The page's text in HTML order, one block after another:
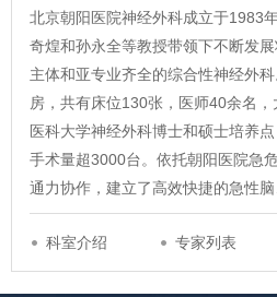
北京朝阳医院神经外科成立于1983
奇煌和孙永全等教授带领下不断发
主体和亚专业齐全的综合性神经外
房，共有床位130张，医师40余名
医科大学神经外科博士和硕士培养
手术量超3000台。依托朝阳医院急
通力协作，建立了高效快捷的急性脑
科室介绍 专家列表